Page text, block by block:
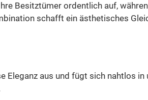
Besitztümer ordentlich auf,
schafft ein ästhetisches
aus und fügt sich nahtlos